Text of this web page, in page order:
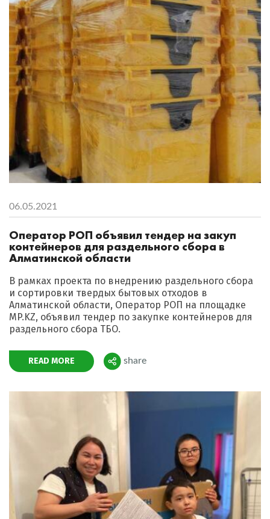
06.05.2021
Оператор РОП объявил тендер на закуп
контейнеров для раздельного сбора в
Алматинской области
В рамках проекта по внедрению раздельного сбора
и сортировки твердых бытовых отходов в
Алматинской области, Оператор РОП на площадке
МP.KZ, объявил тендер по закупке контейнеров для
раздельного сбора ТБО.
READ MORE Поделиться
share